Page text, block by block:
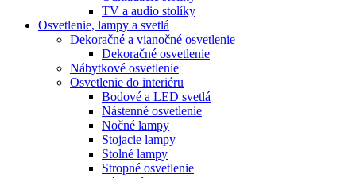
TV a audio stolíky
Osvetlenie, lampy a svetlá
Dekoračné a vianočné osvetlenie
Dekoračné osvetlenie
Nábytkové osvetlenie
Osvetlenie do interiéru
Bodové a LED svetlá
Nástenné osvetlenie
Nočné lampy
Stojacie lampy
Stolné lampy
Stropné osvetlenie